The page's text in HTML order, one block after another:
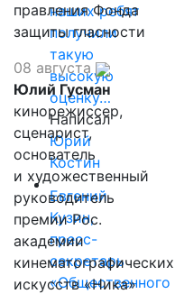
наших ребят
получили
такую
высокую
оценку…
Написал
Юрий
Костин
Евгений
Кузин,
пресс-
секретарь
«Общественного
правления Фонда
защиты гласности
08 августа
Юлий Гусман
кинорежиссер,
сценарист,
основатель
и художественный
руководитель
премии Рос.
академии
кинематографических
искусств «Ника»